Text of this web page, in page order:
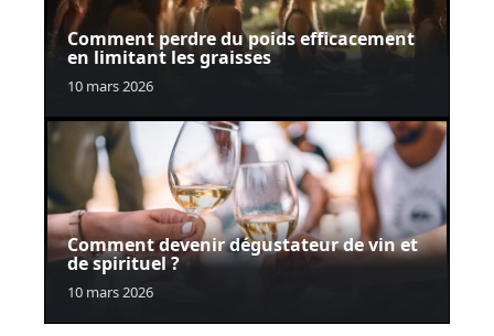
Comment perdre du poids efficacement
en limitant les graisses
10 mars 2026
Comment devenir dégustateur de vin et
de spirituel ?
10 mars 2026